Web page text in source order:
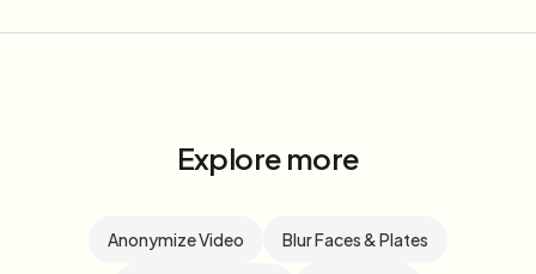
Explore more
Anonymize Video Blur Faces & Plates